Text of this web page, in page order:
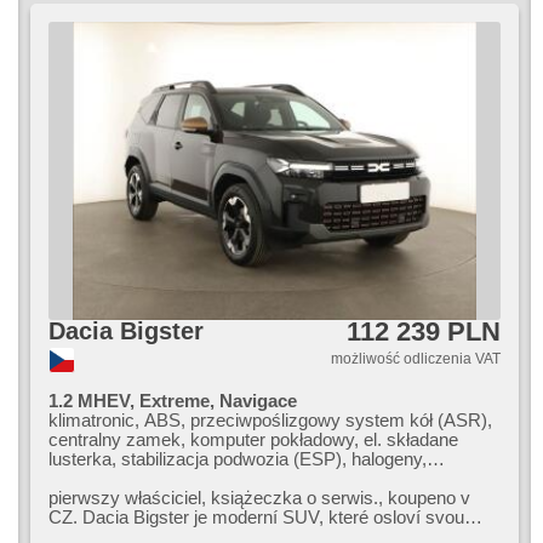
Dacia Bigster 112 239 PLN
możliwość odliczenia VAT
1.2 MHEV, Extreme, Navigace
klimatronic, ABS, przeciwpoślizgowy system kół (ASR),
centralny zamek, komputer pokładowy, el. składane
lusterka, stabilizacja podwozia (ESP), halogeny,
czujnik ciśnienia opon, USB, 6x poduszka powietrzna,
podgrzewana przednia szyba, podgrzewana kierownica,
pierwszy właściciel,​ książeczka o serwis.,​ koupeno v
CZ. Dacia Bigster je moderní SUV,​ které osloví svou